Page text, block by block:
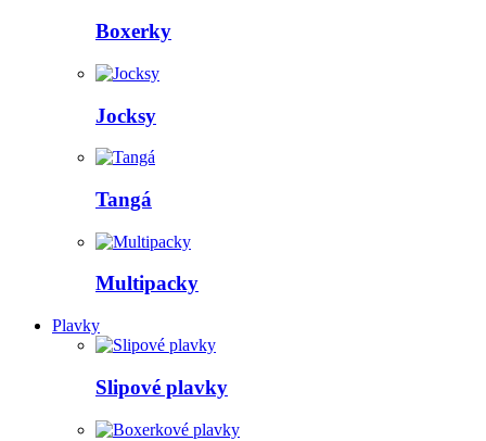
Boxerky
Jocksy
Tangá
Multipacky
Plavky
Slipové plavky